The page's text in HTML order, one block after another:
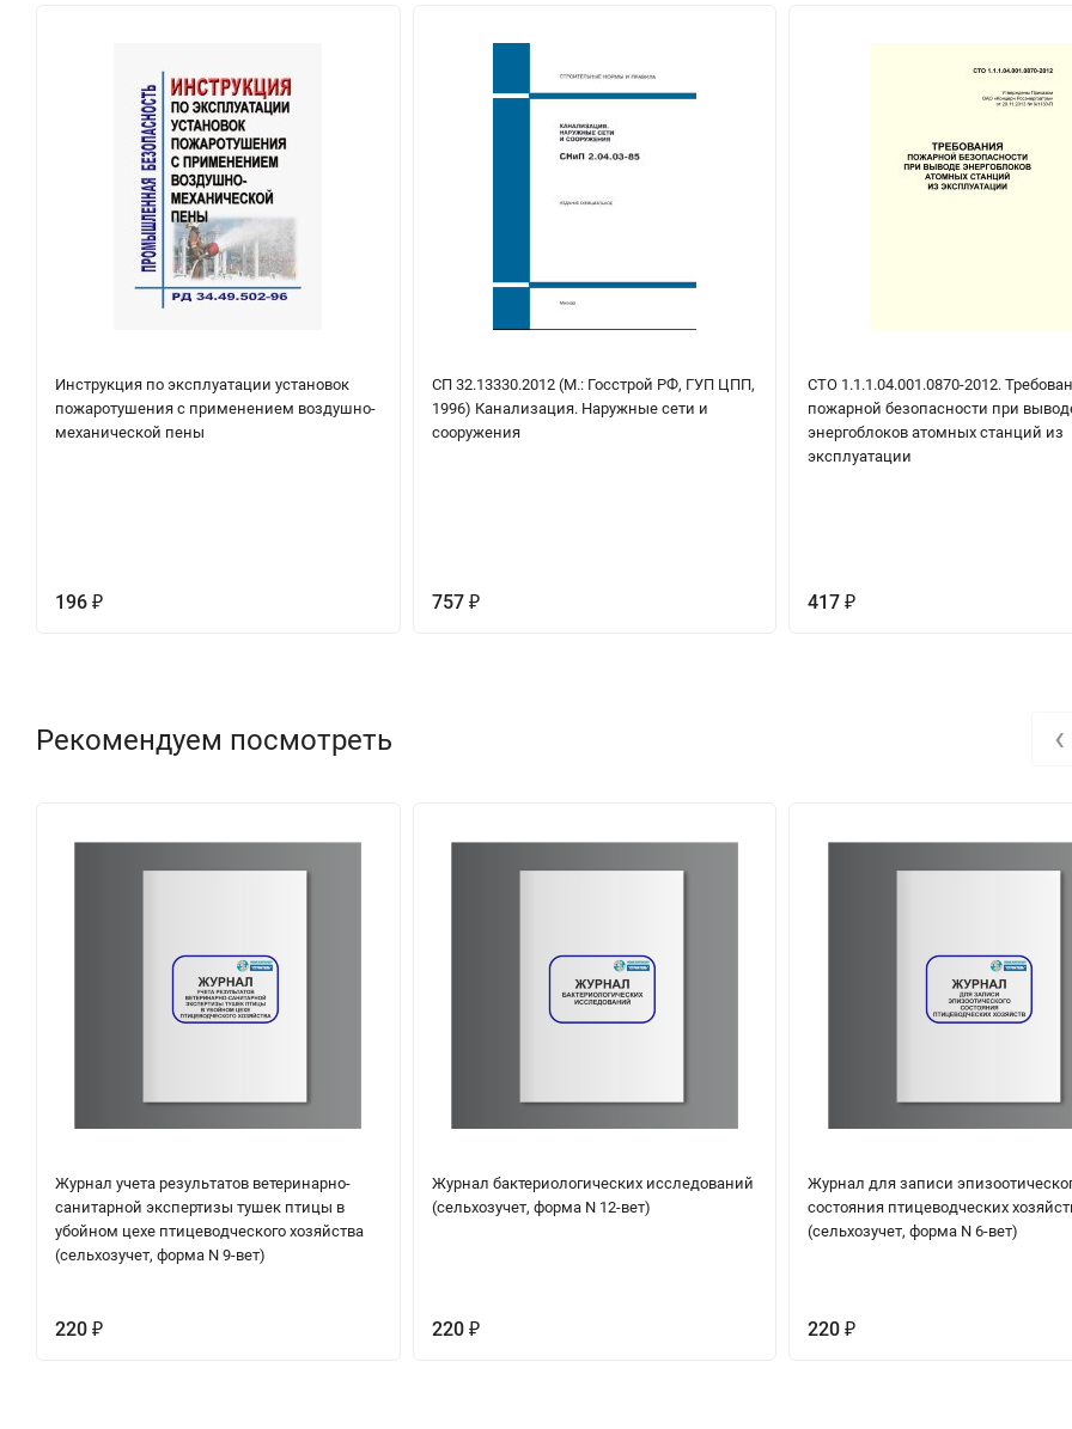
Инструкция по эксплуатации установок
пожаротушения с применением воздушно-
механической пены
196 ₽
СП 32.13330.2012 (М.: Госстрой РФ, ГУП ЦПП,
1996) Канализация. Наружные сети и
сооружения
757 ₽
СТО 1.1.1.04.001.0870-2012.
пожарной безопасности при
энергоблоков атомных станций из
эксплуатации
417₽
Рекомендуем посмотреть
Журнал учета результатов ветеринарно-
санитарной экспертизы тушек птицы в
убойном цехе птицеводческого хозяйства
(сельхозучет, форма N 9-вет)
220 ₽
Журнал бактериологических исследований
(сельхозучет, форма N 12-вет)
220 ₽
Журнал для записи
состояния птицеводческих
(сельхозучет, форма N 6-вет)
220₽
‹